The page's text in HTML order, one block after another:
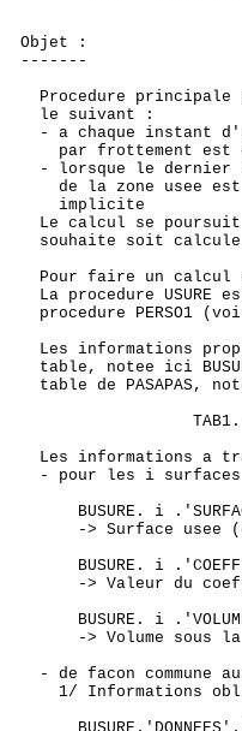
  Objet :
  -------
Procedure principale
    le suivant :
- a chaque instant
par frottement est
- lorsque le dernier
de la zone usee
      implicite
Le calcul se
souhaite soit
Pour faire un calcul
La procedure USURE
procedure PERSO1
Les informations
table, notee ici
table de PASAPAS,
Les
- pour les i
BUSURE. i
-> Surface usee
BUSURE. i
-> Valeur du
BUSURE. i
-> Volume sous
- de facon commune
1/ Informations